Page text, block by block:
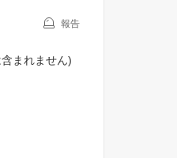
報告
まれません)